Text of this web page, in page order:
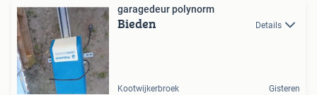
garagedeur polynorm
Bieden Details
Kootwijkerbroek Gisteren